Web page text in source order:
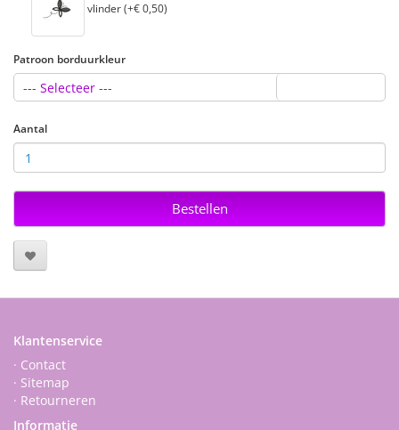
vlinder (+€ 0,50)
Patroon borduurkleur
--- Selecteer ---
Aantal
Bestellen
Klantenservice
· Contact
· Sitemap
· Retourneren
Informatie